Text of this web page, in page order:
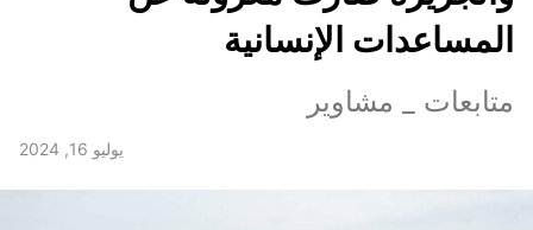
المساعدات الإنسانية
متابعات _ مشاوير
يوليو 16, 2024